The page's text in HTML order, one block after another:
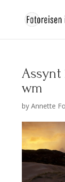
Assynt
wm
by Annette